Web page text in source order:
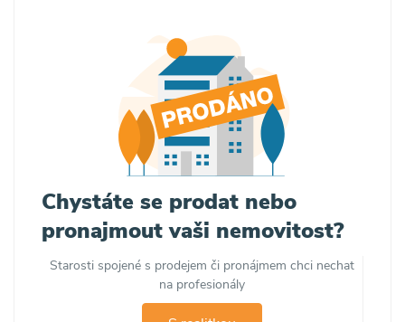
Chystáte se prodat nebo
pronajmout vaši nemovitost?
Starosti spojené s prodejem či pronájmem chci nechat
na profesionály